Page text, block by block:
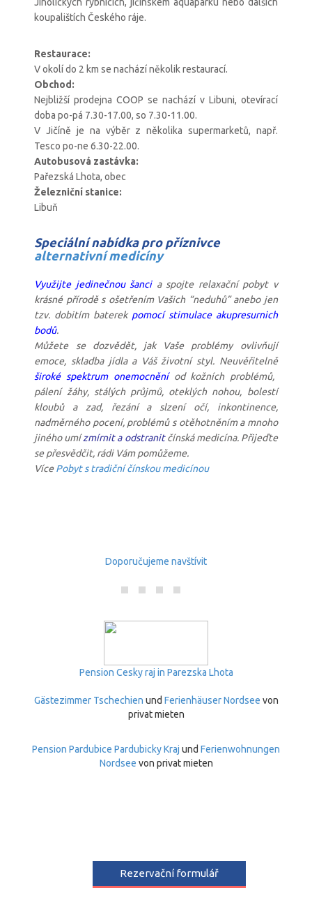
Jinolických rybnících, jičínském aquaparku nebo dalších
koupalištích Českého ráje.
Restaurace:
V okolí do 2 km se nachází několik restaurací.
Obchod:
Nejbližší prodejna COOP se nachází v Libuni, otevírací
doba po-pá 7.30-17.00, so 7.30-11.00.
V Jičíně je na výběr z několika supermarketů, např.
Tesco po-ne 6.30-22.00.
Autobusová zastávka:
Pařezská Lhota, obec
Železniční stanice:
Libuň
Speciální nabídka pro příznivce
alternativní medicíny
Využijte jedinečnou šancia spojte relaxační pobyt v
krásné přírodě s ošetřením Vašich “neduhů” anebo jen
tzv. dobitím baterekpomocí stimulace akupresurnich
bodů.
Můžete se dozvědět, jak Vaše problémy ovlivňují
emoce, skladba jídla a Váš životní styl. Neuvěřitelně
široké spektrum onemocnění od kožních problémů,
pálení žáhy, stálých průjmů, oteklých nohou, bolestí
kloubů a zad, řezání a slzení očí, inkontinence,
nadměrného pocení, problémů s otěhotněním a mnoho
jiného umízmírnit a odstranitčínská medicína. Přijeďte
se přesvědčit, rádi Vám pomůžeme.
VícePobyt s tradiční čínskou medicínou
Doporučujeme navštívit
Pension Cesky raj in Parezska Lhota
Gästezimmer Tschechien und Ferienhäuser Nordsee von
privat mieten
Pension Pardubice Pardubicky Kraj und Ferienwohnungen
Nordsee von privat mieten
Rezervační formulář